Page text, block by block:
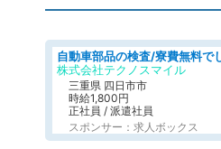
株式会社テクノスマイル
三重県 四日市市
時給1,800円
正社員 / 派遣社員
スポンサー：求人ボックス